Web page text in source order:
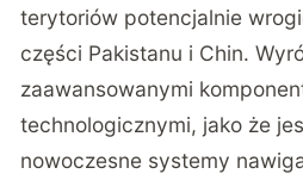
terytoriów potencjalnie
części Pakistanu i Chin.
zaawansowanymi
technologicznymi, jako że
nowoczesne systemy